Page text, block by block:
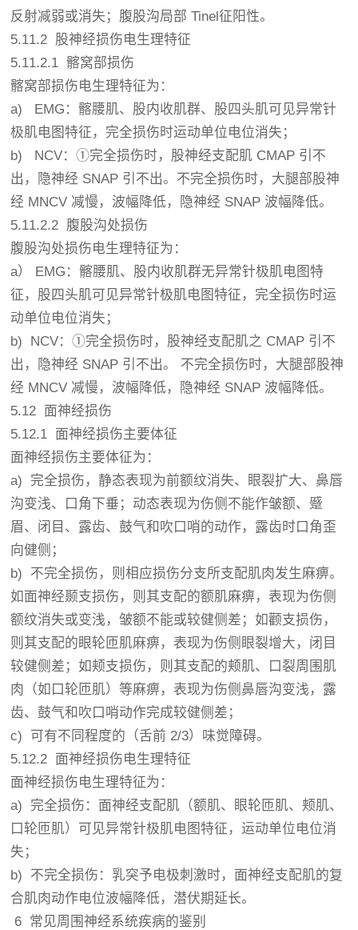
反射减弱或消失；腹股沟局部 Tinel征阳性。
5.11.2 股神经损伤电生理特征
5.11.2.1 髂窝部损伤
髂窝部损伤电生理特征为：
a) EMG：髂腰肌、股内收肌群、股四头肌可见异常针
极肌电图特征，完全损伤时运动单位电位消失；
b) NCV：①完全损伤时，股神经支配肌 CMAP 引不
出，隐神经 SNAP 引不出。不完全损伤时，大腿部股神
经 MNCV 减慢，波幅降低，隐神经 SNAP 波幅降低。
5.11.2.2 腹股沟处损伤
腹股沟处损伤电生理特征为：
a） EMG：髂腰肌、股内收肌群无异常针极肌电图特
征，股四头肌可见异常针极肌电图特征，完全损伤时运
动单位电位消失；
b) NCV：①完全损伤时，股神经支配肌之 CMAP 引不
出，隐神经 SNAP 引不出。 不完全损伤时，大腿部股神
经 MNCV 减慢，波幅降低，隐神经 SNAP 波幅降低。
5.12 面神经损伤
5.12.1 面神经损伤主要体征
面神经损伤主要体征为：
a) 完全损伤，静态表现为前额纹消失、眼裂扩大、鼻唇
沟变浅、口角下垂；动态表现为伤侧不能作皱额、蹙
眉、闭目、露齿、鼓气和吹口哨的动作，露齿时口角歪
向健侧；
b) 不完全损伤，则相应损伤分支所支配肌肉发生麻痹。
如面神经颞支损伤，则其支配的额肌麻痹，表现为伤侧
额纹消失或变浅，皱额不能或较健侧差；如颧支损伤，
则其支配的眼轮匝肌麻痹，表现为伤侧眼裂增大，闭目
较健侧差；如颊支损伤，则其支配的颊肌、口裂周围肌
肉（如口轮匝肌）等麻痹，表现为伤侧鼻唇沟变浅，露
齿、鼓气和吹口哨动作完成较健侧差；
c) 可有不同程度的（舌前 2/3）味觉障碍。
5.12.2 面神经损伤电生理特征
面神经损伤电生理特征为：
a) 完全损伤：面神经支配肌（额肌、眼轮匝肌、颊肌、
口轮匝肌）可见异常针极肌电图特征，运动单位电位消
失；
b) 不完全损伤：乳突予电极刺激时，面神经支配肌的复
合肌肉动作电位波幅降低，潜伏期延长。
6 常见周围神经系统疾病的鉴别